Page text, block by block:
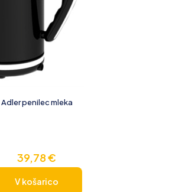
Adler penilec mleka
39,78€
V košarico